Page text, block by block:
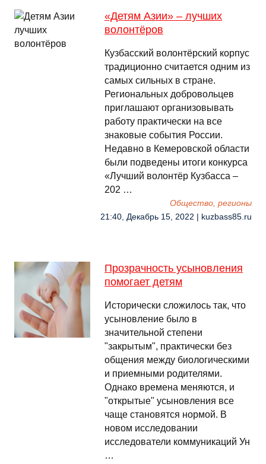
«Детям Азии» – лучших
волонтёров
Кузбасский волонтёрский корпус
традиционно считается одним из
самых сильных в стране.
Региональных добровольцев
приглашают организовывать
работу практически на все
знаковые события России.
Недавно в Кемеровской области
были подведены итоги конкурса
«Лучший волонтёр Кузбасса –
202 …
Общество, регионы
21:40, Декабрь 15, 2022 | kuzbass85.ru
Прозрачность усыновления
помогает детям
Исторически сложилось так, что
усыновление было в
значительной степени
"закрытым", практически без
общения между биологическими
и приемными родителями.
Однако времена меняются, и
"открытые" усыновления все
чаще становятся нормой. В
новом исследовании
исследователи коммуникаций Ун
…